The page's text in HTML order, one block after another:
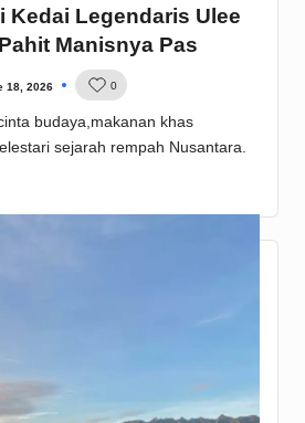
Kedai Legendaris Ulee
Manisnya Pas
18, 2026 0
budaya,makanan khas
sejarah rempah Nusantara.